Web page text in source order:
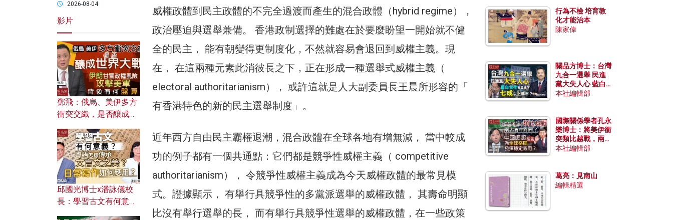
威權政體到民主政體的不完全過渡而產生的混合政體（hybrid regime），
政治壓迫與選舉兼備。 香港政制選擇的難處在於要麼盼望一開始就不健
全的民主， 能有朝變得更制度化，不然就容易會退回到威權主義。現
在， 在這兩種元素此消彼長之下，正在形成一種選舉式威權主義（
electoral authoritarianism）， 或許這就是人大副委員長王晨所形容的「
有香港特色的新的民主選舉制度」。
近年西方自由民主霸權退潮，混合政體在全球各地有增無減， 當中較成
功的例子都有一個共通點：它們都是競爭性威權主義（ competitive
authoritarianism）， 令競爭性威權主義成為今天威權政體的最常見模
式。證據顯示， 有舉行具競爭性的多黨派選舉的威權政體， 其壽命明顯
比沒有舉行選舉的長， 而有舉行具競爭性選舉的威權政體，在一些政策
2026-08-04
影片
鄧飛：俄烏、美伊多方
衝突交織，是否釀成世
風險攻擊美軍，背後有
何盤算？
邱國光博士x潘詠儀校
長：學習古文有何意
行為不檢 培育教
化才能治本
陳家偉
關品方博士：台灣
九合一選舉 民進
黨大失人心 藍白
合作有望拿下七成
本社編輯部
國際關係學者孔永
樂博士：將美伊衝
突類比越戰，兩者
有何異同？中國崛
本社編輯部
葛亮：見南山
編輯精選